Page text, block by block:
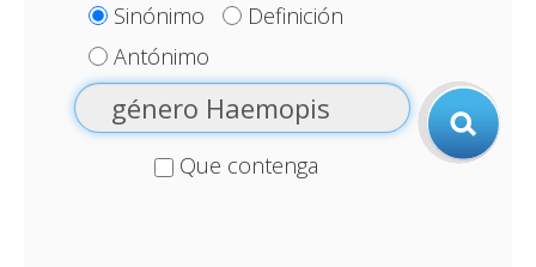
Sinónimo
Definición
Antónimo
Que contenga